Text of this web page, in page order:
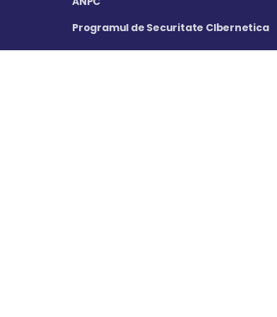
Programul de Securitate CIbernetica
Programul de Retele de Calculatoare